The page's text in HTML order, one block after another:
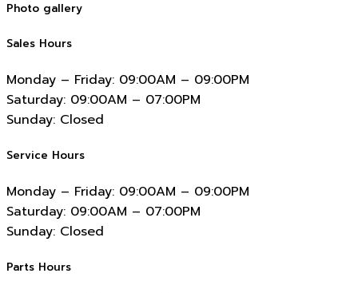
Photo gallery
Sales Hours
Monday – Friday: 09:00AM – 09:00PM
Saturday: 09:00AM – 07:00PM
Sunday: Closed
Service Hours
Monday – Friday: 09:00AM – 09:00PM
Saturday: 09:00AM – 07:00PM
Sunday: Closed
Parts Hours